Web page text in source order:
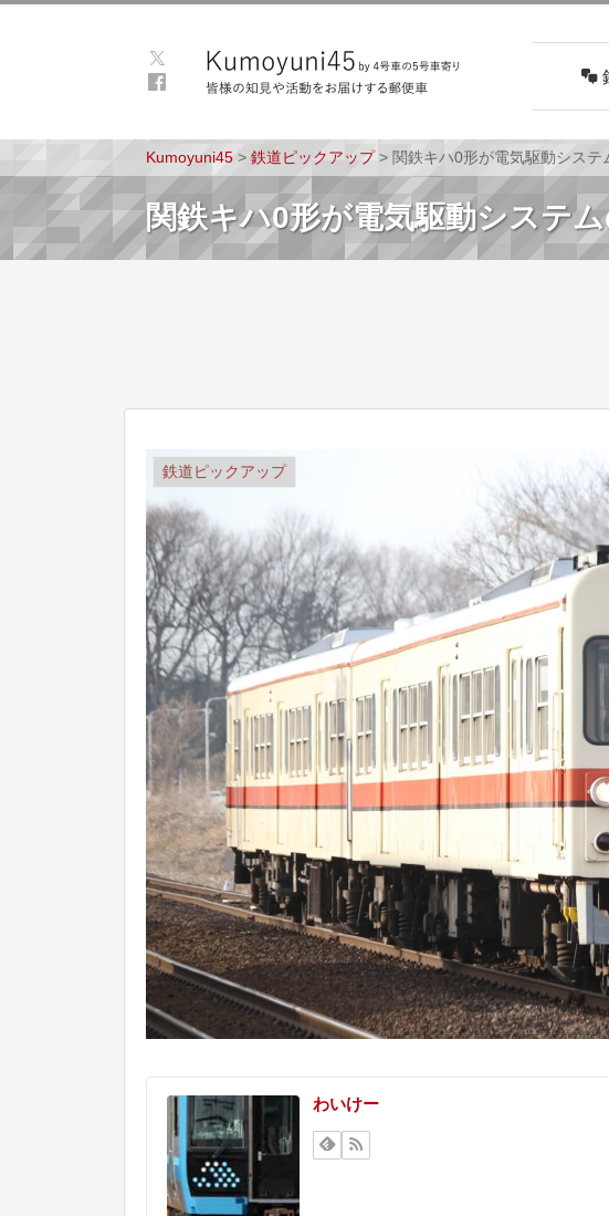
Kumoyuni45 > 鉄道ピックアップ> 関鉄キハ0形が電気駆動シス
関鉄キハ0形が電気駆動システ
鉄道ピックアップ
わいけー